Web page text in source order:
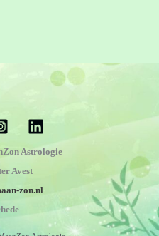
Astrologie
Avest
zon.nl